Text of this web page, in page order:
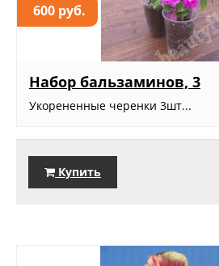
600 руб.
Набор бальзаминов, 3
Укорененные черенки 3шт...
Купить